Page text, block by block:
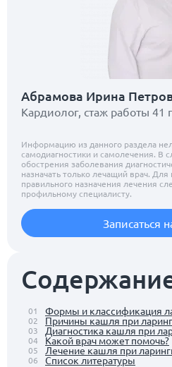
01 Формы и классификация
02 Причины кашля при
03 Диагностика кашля при
04 Какой врач может помочь?
05 Лечение кашля при
06 Список литературы
Абрамова Ирина
Кардиолог, стаж работы 41
Информацию из данного раздела
самодиагностики и самолечения. В
обострения заболевания
назначать только лечащий врач. Для
правильного назначения лечения
профильному специалисту.
Записаться